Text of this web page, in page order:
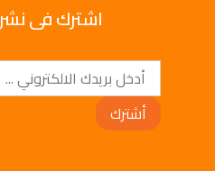
اشترك فى
أشترك